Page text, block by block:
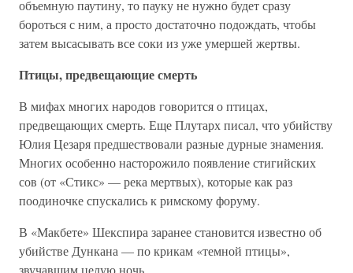
объемную паутину, то пауку не нужно будет сразу
бороться с ним, а просто достаточно подождать, чтобы
затем высасывать все соки из уже умершей жертвы.
Птицы, предвещающие смерть
В мифах многих народов говорится о птицах,
предвещающих смерть. Еще Плутарх писал, что убийству
Юлия Цезаря предшествовали разные дурные знамения.
Многих особенно насторожило появление стигийских
сов (от «Стикс» — река мертвых), которые как раз
поодиночке спускались к римскому форуму.
В «Макбете» Шекспира заранее становится известно об
убийстве Дункана — по крикам «темной птицы»,
звучавшим целую ночь.